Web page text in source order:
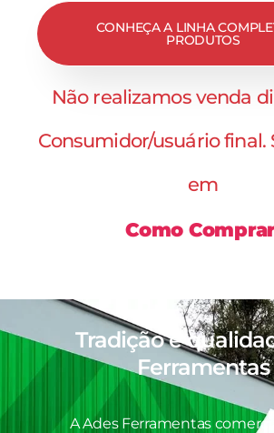
CONHEÇA A LINHA
PRODUTOS
Não realizamos venda
Consumidor/usuário final.
em
Como
Tradição e
Ferramentas
A Ades Ferramentas